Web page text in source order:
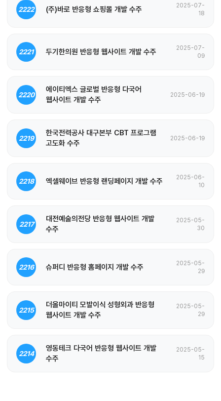
2222 (주)바로 반응형 쇼핑몰 개발 수주
2025-07-
18
2221 두기한의원 반응형 웹사이트 개발 수주
2025-07-
09
2220
에이티엑스 글로벌 반응형 다국어
웹사이트 개발 수주
2025-06-19
2219
한국전력공사 대구본부 CBT 프로그램
고도화 수주
2025-06-19
2218 엑셀웨이브 반응형 랜딩페이지 개발 수주
2025-06-
10
2217
대전예술의전당 반응형 웹사이트 개발
수주
2025-05-
30
2216 슈퍼디 반응형 홈페이지 개발 수주
2025-05-
29
2215
더올마이티 모발이식 성형외과 반응형
웹사이트 개발 수주
2025-05-
29
2214
영동테크 다국어 반응형 웹사이트 개발
수주
2025-05-
15